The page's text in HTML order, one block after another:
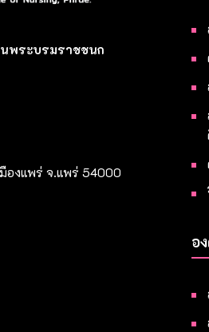
พระบรมราชชนก
องแพร่ จ.แพร่ 54000
อ